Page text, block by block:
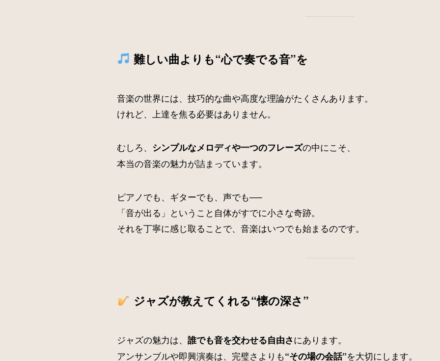
難しい曲よりも“心で奏でる音”を
音楽の世界には、技巧的な曲や高度な理論がたくさんあります。
けれど、上達を焦る必要はありません。
むしろ、 シンプルなメロディや一つのフレーズの中にこそ、
本当の音楽の魅力が詰まっています。
ピアノでも、ギターでも、声でも──
「音が出る」ということ自体がすでに小さな奇跡。
それを丁寧に感じ取ることで、音楽はいつでも始まるのです。
ジャズが教えてくれる“懐の深さ”
ジャズの魅力は、 誰でも音を交わせる自由さにあります。
アンサンブルや即興演奏は、完璧さよりも“その場の会話”を大切にします。